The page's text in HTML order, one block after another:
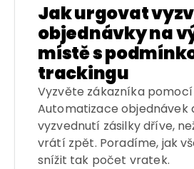
Jak urgovat
objednávky na
místě s
trackingu
Vyzvěte zákazníka
Automatizace objednávek
vyzvednutí zásilky dříve,
vrátí zpět. Poradíme, jak
snížit tak počet vratek.